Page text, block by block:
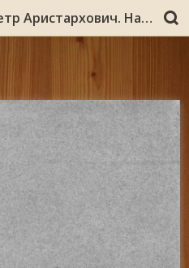
Мавродиади, Петр Аристархович. Наблюдение над птицами, усоногими раками и грегаринами Мурманского моря : (отчет о командировке летом 1910 г. на Мурманскую биологическую станцию) : (с 9 рисунками в тексте) / Петр Мавродиади. – Варшава : Типография Варшавского учебного округа, 1911. – [2], 37 с. : ил.